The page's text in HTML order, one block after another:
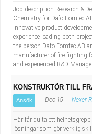
Job description Research &
Chemistry for Dafo Fomtec
innovative product
experience leading both
the person Dafo Fomtec AB
manufacturer of fire fighting
and experienced R&D
KONSTRUKTÖR TILL
Ansök Dec 15 Nexer
Här får du ta ett
lösningar som gör verklig